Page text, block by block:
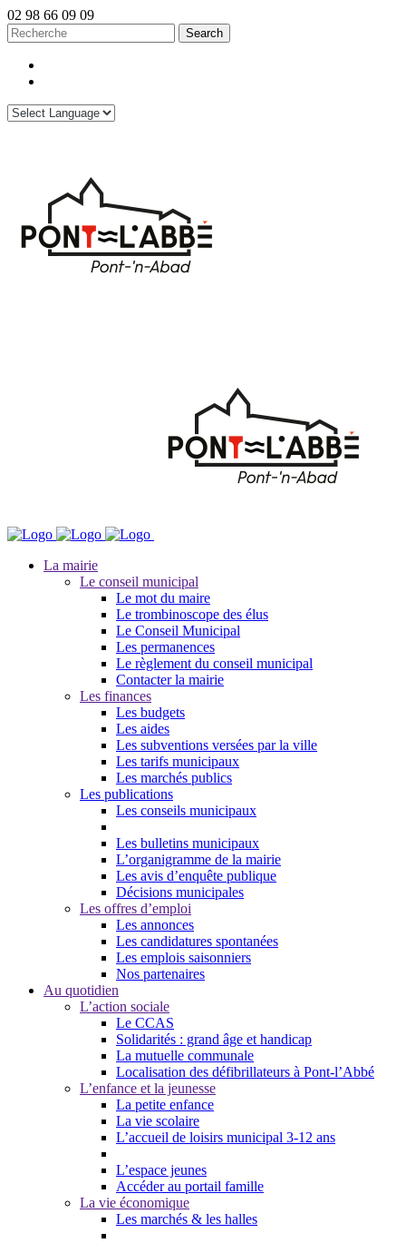
02 98 66 09 09
La mairie
Le conseil municipal
Le mot du maire
Le trombinoscope des élus
Le Conseil Municipal
Les permanences
Le règlement du conseil municipal
Contacter la mairie
Les finances
Les budgets
Les aides
Les subventions versées par la ville
Les tarifs municipaux
Les marchés publics
Les publications
Les conseils municipaux
Les bulletins municipaux
L’organigramme de la mairie
Les avis d’enquête publique
Décisions municipales
Les offres d’emploi
Les annonces
Les candidatures spontanées
Les emplois saisonniers
Nos partenaires
Au quotidien
L’action sociale
Le CCAS
Solidarités : grand âge et handicap
La mutuelle communale
Localisation des défibrillateurs à Pont-l’Abbé
L’enfance et la jeunesse
La petite enfance
La vie scolaire
L’accueil de loisirs municipal 3-12 ans
L’espace jeunes
Accéder au portail famille
La vie économique
Les marchés & les halles